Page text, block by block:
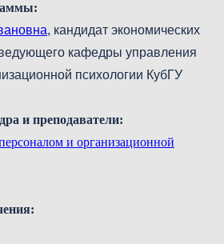
, кандидат экономических
кафедры управления
психологии КубГУ
и преподаватели:
и организационной